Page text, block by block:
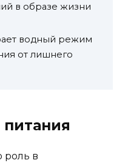
в образе жизни
водный режим
от лишнего
питания
роль в